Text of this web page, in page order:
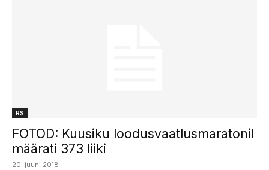
RS
FOTOD: Kuusiku loodusvaatlusmaratonil
määrati 373 liiki
20. juuni 2018